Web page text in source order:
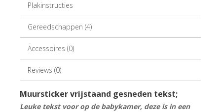
Plakinstructies
Gereedschappen (4)
Accessoires (0)
Reviews (0)
Muursticker vrijstaand gesneden tekst;
Leuke tekst voor op de babykamer, deze is in een